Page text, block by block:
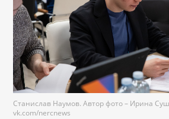
Станислав Наумов. Автор фото – Ирина
vk.com/nercnews